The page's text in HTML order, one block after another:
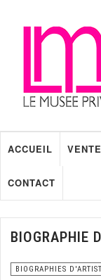
ACCUEIL
CONTACT
BIOGRAPHIE
BIOGRAPHIES